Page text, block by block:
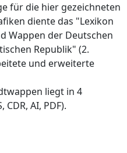
für die hier gezeichneten
diente das "Lexikon
Wappen der Deutschen
Republik" (2.
und erweiterte
liegt in 4
AI, PDF).